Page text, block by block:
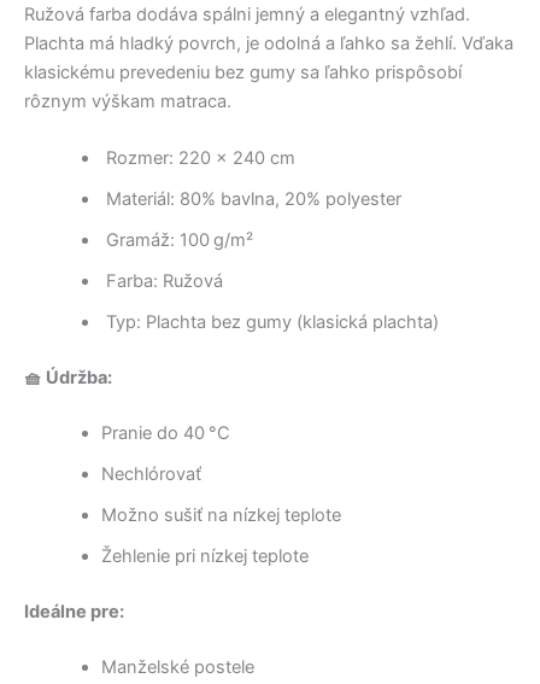
Ružová farba dodáva spálni jemný a elegantný vzhľad.
Plachta má hladký povrch, je odolná a ľahko sa žehlí. Vďaka
klasickému prevedeniu bez gumy sa ľahko prispôsobí
rôznym výškam matraca.
Rozmer: 220 x 240 cm
Materiál: 80% bavlna, 20% polyester
Gramáž: 100 g/m²
Farba: Ružová
Typ: Plachta bez gumy (klasická plachta)
🧺 Údržba:
Pranie do 40 °C
Nechlórovať
Možno sušiť na nízkej teplote
Žehlenie pri nízkej teplote
Ideálne pre:
Manželské postele